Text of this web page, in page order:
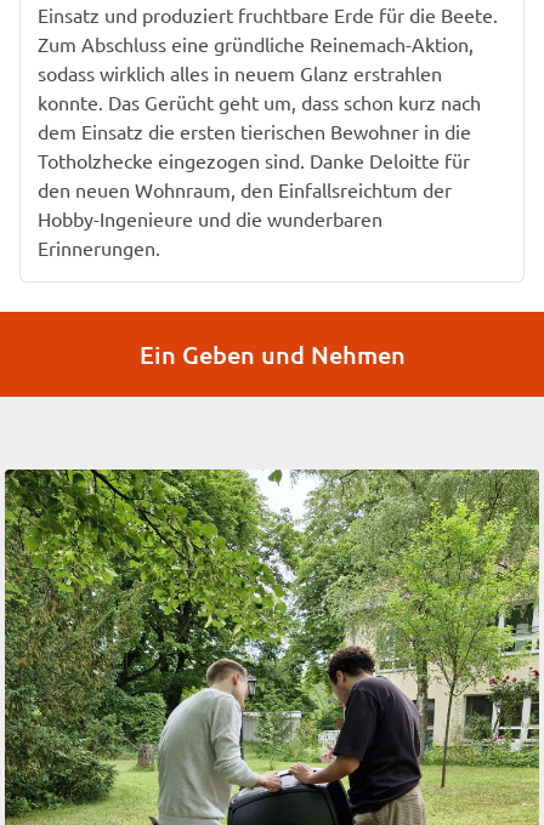
Einsatz und produziert fruchtbare Erde für die Beete.
Zum Abschluss eine gründliche Reinemach-Aktion,
sodass wirklich alles in neuem Glanz erstrahlen
konnte. Das Gerücht geht um, dass schon kurz nach
dem Einsatz die ersten tierischen Bewohner in die
Totholzhecke eingezogen sind. Danke Deloitte für
den neuen Wohnraum, den Einfallsreichtum der
Hobby-Ingenieure und die wunderbaren
Erinnerungen.
Ein Geben und Nehmen